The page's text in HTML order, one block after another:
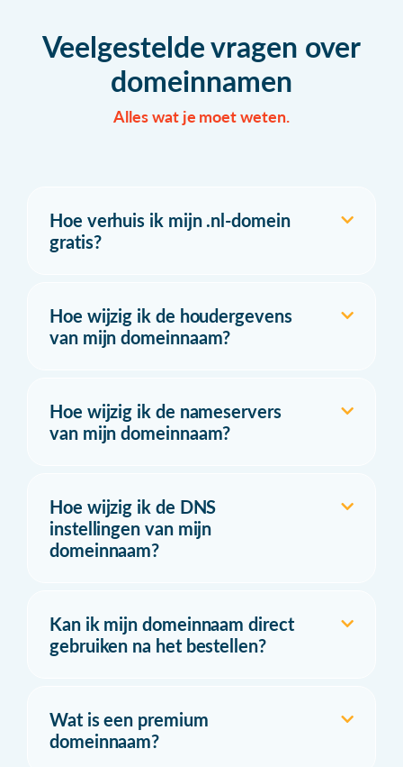
Veelgestelde vragen over
domeinnamen
Alles wat je moet weten.
Hoe verhuis ik mijn .nl-domein
gratis?
Hoe wijzig ik de houdergevens
van mijn domeinnaam?
Hoe wijzig ik de nameservers
van mijn domeinnaam?
Hoe wijzig ik de DNS
instellingen van mijn
domeinnaam?
Kan ik mijn domeinnaam direct
gebruiken na het bestellen?
Wat is een premium
domeinnaam?